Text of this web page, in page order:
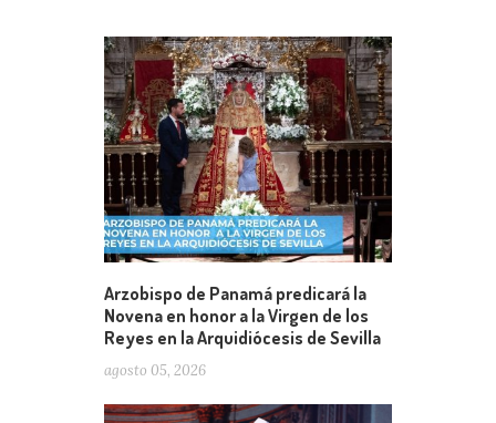
Arzobispo de Panamá predicará la
Novena en honor a la Virgen de los
Reyes en la Arquidiócesis de Sevilla
agosto 05, 2026